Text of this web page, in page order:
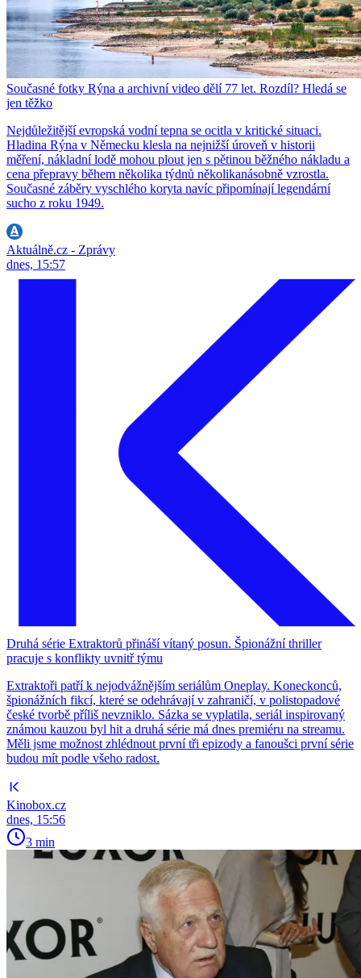
Současné fotky Rýna a archivní video dělí 77 let. Rozdíl? Hledá se
jen těžko
Nejdůležitější evropská vodní tepna se ocitla v kritické situaci.
Hladina Rýna v Německu klesla na nejnižší úroveň v historii
měření, nákladní lodě mohou plout jen s pětinou běžného nákladu a
cena přepravy během několika týdnů několikanásobně vzrostla.
Současné záběry vyschlého koryta navíc připomínají legendární
sucho z roku 1949.
Aktuálně.cz - Zprávy
dnes, 15:57
Druhá série Extraktorů přináší vítaný posun. Špionážní thriller
pracuje s konflikty uvnitř týmu
Extraktoři patří k nejodvážnějším seriálům Oneplay. Koneckonců,
špionážních fikcí, které se odehrávají v zahraničí, v polistopadové
české tvorbě příliš nevzniklo. Sázka se vyplatila, seriál inspirovaný
známou kauzou byl hit a druhá série má dnes premiéru na streamu.
Měli jsme možnost zhlédnout první tři epizody a fanoušci první série
budou mít podle všeho radost.
Kinobox.cz
dnes, 15:56
3 min